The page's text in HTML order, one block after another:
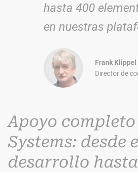
hasta 400
en nuestras
Frank Klippel
Director de
Apoyo
Systems: desde
desarrollo